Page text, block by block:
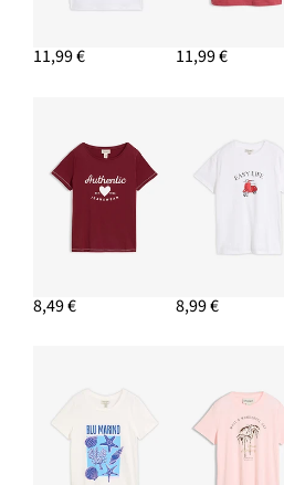
PRIDAŤ DO KOŠÍKA
13,99 €
Nová
16,99 € 24,99 €
PRIDAŤ DO KOŠÍKA
11,99 € 11,99 €
8,49 € 8,99 €